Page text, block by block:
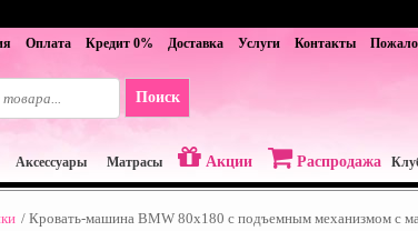
Оплата Кредит 0% Доставка Услуги Контакты
Аксессуары Матрасы Акции Распродажа
/ Кровать-машина BMW 80х180 с подъемным механизмом с